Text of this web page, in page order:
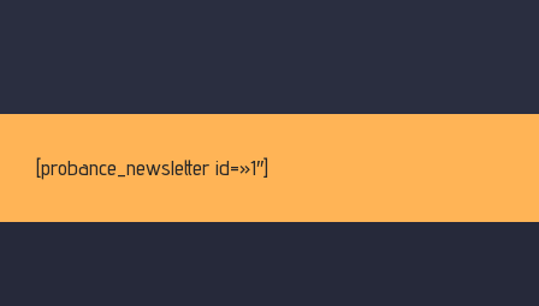
[probance_newsletter id=»1″]